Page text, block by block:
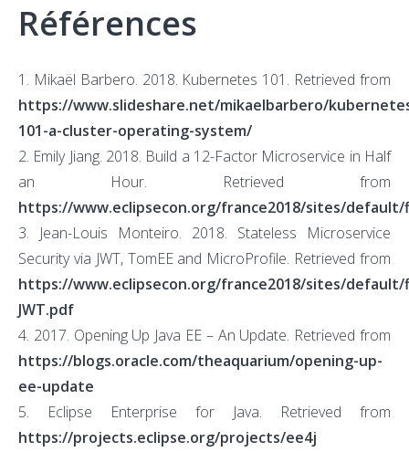
Références
1. Mikaël Barbero. 2018. Kubernetes 101. Retrieved from
https://www.slideshare.net/mikaelbarbero/
101-a-cluster-operating-system/
2. Emily Jiang. 2018. Build a 12-Factor Microservice in Half
an Hour. Retrieved from
https://www.eclipsecon.org/france2018/sites/default/
3. Jean-Louis Monteiro. 2018. Stateless Microservice
Security via JWT, TomEE and MicroProfile. Retrieved from
https://www.eclipsecon.org/france2018/sites/default/
JWT.pdf
4. 2017. Opening Up Java EE – An Update. Retrieved from
https://blogs.oracle.com/theaquarium/opening-up-
ee-update
5. Eclipse Enterprise for Java. Retrieved from
https://projects.eclipse.org/projects/ee4j